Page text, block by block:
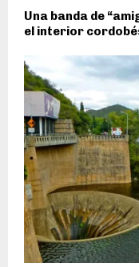
Una banda de
el interior